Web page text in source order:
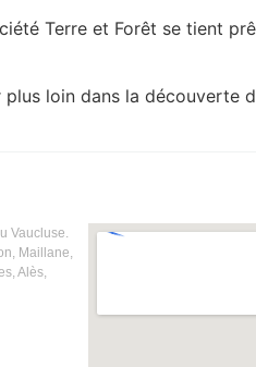
Terre et Forêt se tient
loin dans la découverte
Vaucluse.
Maillane,
Alès,